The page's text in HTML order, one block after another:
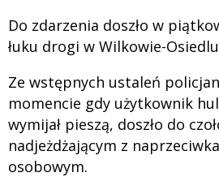
Do zdarzenia doszło w
łuku drogi w Wilkowie-
Ze wstępnych ustaleń
momencie gdy użytkownik
wymijał pieszą, doszło do
nadjeżdżającym z
osobowym.